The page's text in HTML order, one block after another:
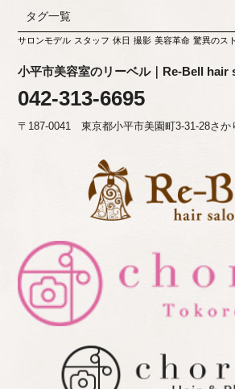
タグ一覧
サロンモデル スタッフ 休日 撮影 美容革命 驚異のス
小平市美容室のリーベル｜Re-Bell hair
042-313-6695
〒187-0041 東京都小平市美園町3-31-28さか